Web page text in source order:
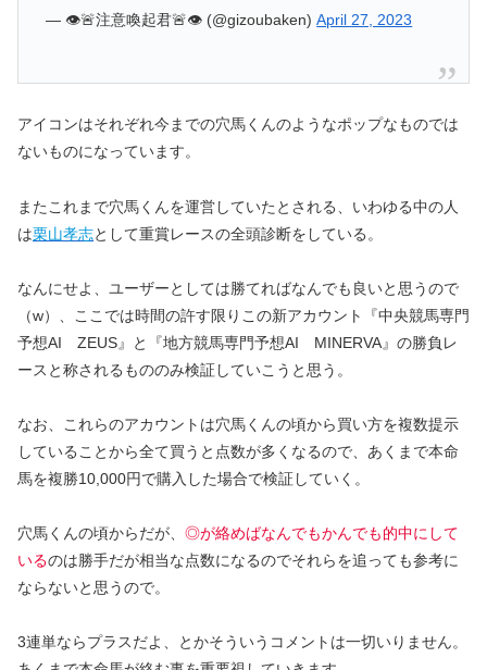
— 👁🚨注意喚起君🚨👁 (@gizoubaken)April 27, 2023
アイコンはそれぞれ今までの穴馬くんのようなポップなものでは
ないものになっています。
またこれまで穴馬くんを運営していたとされる、いわゆる中の人
は栗山孝志として重賞レースの全頭診断をしている。
なんにせよ、ユーザーとしては勝てればなんでも良いと思うので
（w）、ここでは時間の許す限りこの新アカウント『中央競馬専門
予想AI ZEUS』と『地方競馬専門予想AI MINERVA』の勝負レ
ースと称されるもののみ検証していこうと思う。
なお、これらのアカウントは穴馬くんの頃から買い方を複数提示
していることから全て買うと点数が多くなるので、あくまで本命
馬を複勝10,000円で購入した場合で検証していく。
穴馬くんの頃からだが、 ◎が絡めばなんでもかんでも的中にして
いるのは勝手だが相当な点数になるのでそれらを追っても参考に
ならないと思うので。
3連単ならプラスだよ、とかそういうコメントは一切いりません。